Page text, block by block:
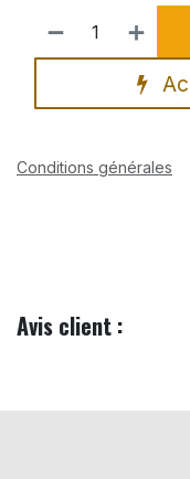
Conditions générales
Avis client :